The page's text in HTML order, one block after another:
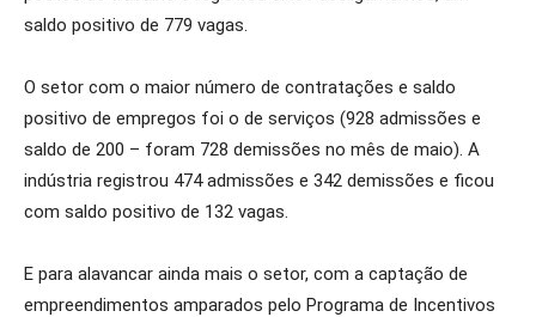
saldo positivo de 779 vagas.
O setor com o maior número de contratações e saldo
positivo de empregos foi o de serviços (928 admissões e
saldo de 200 – foram 728 demissões no mês de maio). A
indústria registrou 474 admissões e 342 demissões e ficou
com saldo positivo de 132 vagas.
E para alavancar ainda mais o setor, com a captação de
empreendimentos amparados pelo Programa de Incentivos